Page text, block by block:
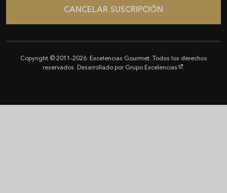
CANCELAR SUSCRIPCIÓN
Copyright © 2011-2026. Excelencias Gourmet. Todos los derechos
reservados. Desarrollado por Grupo Excelencias .